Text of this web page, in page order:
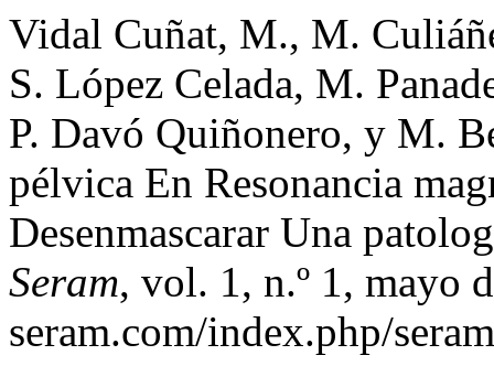
Vidal Cuñat, M., M.
S. López Celada, M.
P. Davó Quiñonero, y M.
pélvica En Resonancia
Desenmascarar Una
Seram, vol. 1, n.º 1, mayo
seram.com/index.php/